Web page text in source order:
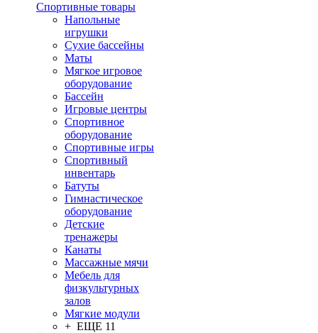
Спортивные товары
Напольные
игрушки
Сухие бассейны
Маты
Мягкое игровое
оборудование
Бассейн
Игровые центры
Спортивное
оборудование
Спортивные игры
Спортивный
инвентарь
Батуты
Гимнастическое
оборудование
Детские
тренажеры
Канаты
Массажные мячи
Мебель для
физкультурных
залов
Мягкие модули
+ ЕЩЕ 11